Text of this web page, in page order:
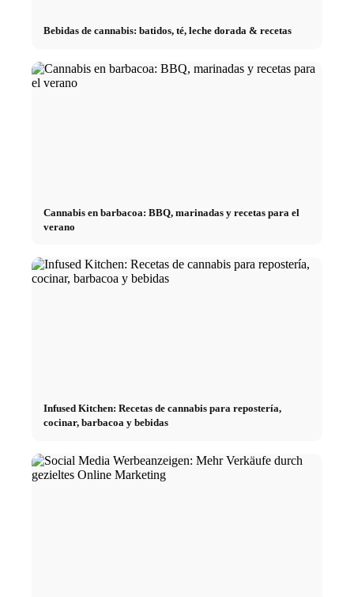
Bebidas de cannabis: batidos, té, leche dorada & recetas
Cannabis en barbacoa: BBQ, marinadas y recetas para el
verano
Infused Kitchen: Recetas de cannabis para repostería,
cocinar, barbacoa y bebidas